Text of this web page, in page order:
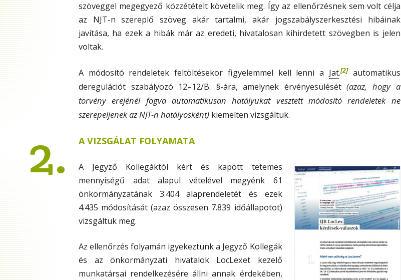
szöveggel megegyező közzétételt követelik meg. Így az ellenőrzésnek sem volt célja
az NJT-n szereplő szöveg akár tartalmi, akár jogszabályszerkesztési hibáinak
javítása, ha ezek a hibák már az eredeti, hivatalosan kihirdetett szövegben is jelen
voltak.
A módosító rendeletek feltöltésekor figyelemmel kell lenni a Jat.[2]automatikus
deregulációt szabályozó 12–12/B. §-ára, amelynek érvényesülését(azaz, hogy a
törvény erejénél fogva automatikusan hatályukat vesztett módosító rendeletek ne
szerepeljenek az NJT-n hatályosként) kiemelten vizsgáltuk.
2. A VIZSGÁLAT FOLYAMATA
A Jegyző Kollegáktól kért és kapott tetemes
mennyiségű adat alapul vételével megyénk 61
önkormányzatának 3.404 alaprendeletét és ezek
4.435 módosítását (azaz összesen 7.839 időállapotot)
vizsgáltuk meg.
Az ellenőrzés folyamán igyekeztünk a Jegyző Kollegák
és az önkormányzati hivatalok LocLexet kezelő
munkatársai rendelkezésére állni annak érdekében,